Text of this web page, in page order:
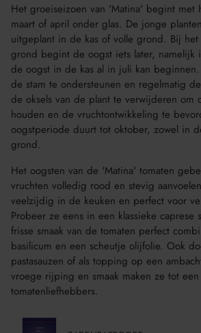
Het groeiseizoen van 'Matina' begint met
maart of april onder glas. De jonge
uitgeplant in de kas of volle grond. Bij
grond begint de oogst iets later, namelijk
de oogst in de kas al in juli kan
de stam te ondersteunen en regelmatig
de oksels van de plant te verwijderen om
houden en de vruchtontwikkeling te
oogstperiode duurt tot oktober, zowel in
grond.
Het oogsten van de 'Matina' tomaten
vruchten volledig rood en stevig
veelzijdig in de keuken en perfect voor
Probeer ze eens in een klassieke caprese
frisse smaak van de tomaten perfect
basilicum en een scheutje olijfolie. Ook
pastasauzen of als topping op een
vroege rijping en smaak maken ze tot
tomatenliefhebbers.